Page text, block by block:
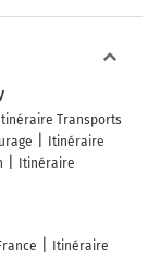
Itinéraire Transports
Itinéraire
Itinéraire
Itinéraire